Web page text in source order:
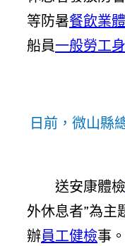
等防暑餐飲業
船員一般勞工
日前，微山縣
送安康體檢
外休息者”為主
辦員工健檢事。